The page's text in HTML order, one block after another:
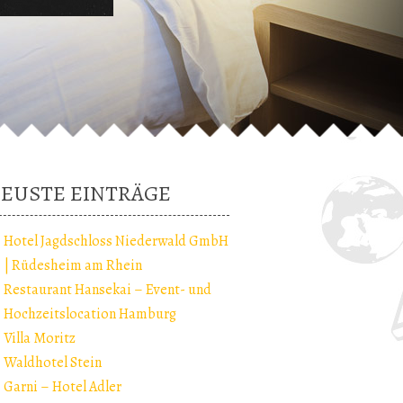
EINTRÄGE
Hotel Jagdschloss Niederwald GmbH
| Rüdesheim am Rhein
Restaurant Hansekai – Event- und
Hochzeitslocation Hamburg
Villa Moritz
Waldhotel Stein
Garni – Hotel Adler